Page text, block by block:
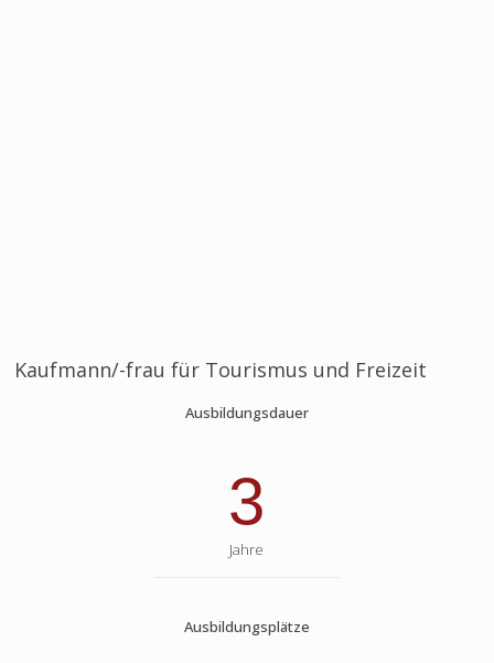
Kaufmann/-frau für Tourismus und Freizeit
Ausbildungsdauer
3
Jahre
Ausbildungsplätze